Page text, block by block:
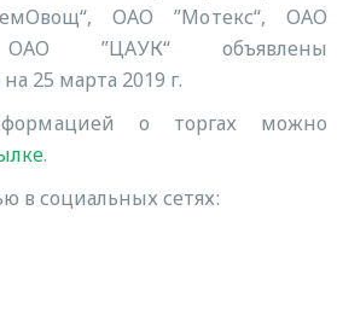
ОАО ”Мотекс“, ОАО
”ЦАУК“ объявлены
25 марта 2019 г.
о торгах можно
.
в социальных сетях: